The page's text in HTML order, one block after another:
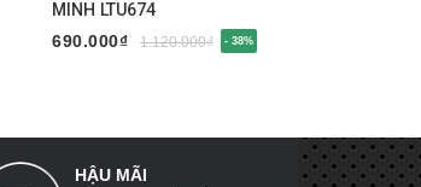
MINH LTU674
690.000₫
1.120.000₫ - 38%
HẬU MÃI